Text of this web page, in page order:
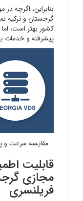
بنابراین، اگرچه
گرجستان و ترکیه
کشور بهتر است،
پیشرفته و خدمات
مقایسه سرعت و
قابلیت
مجازی
فریلنسری